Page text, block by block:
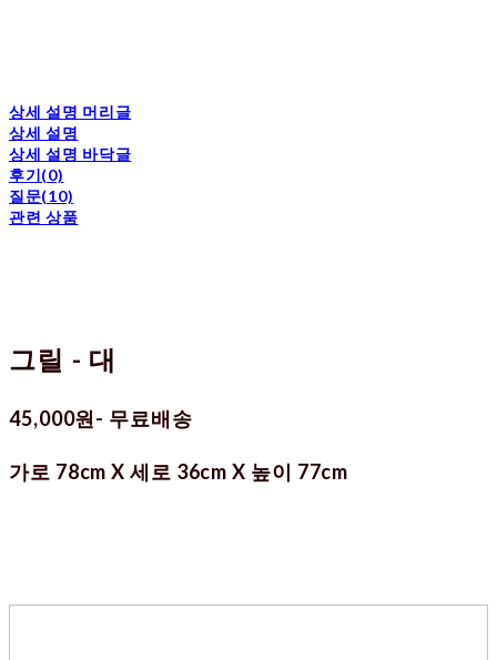
상세 설명 머리글
상세 설명
상세 설명 바닥글
후기(0)
질문(10)
관련 상품
그릴 - 대
45,000원- 무료배송
가로 78cm X 세로 36cm X 높이 77cm